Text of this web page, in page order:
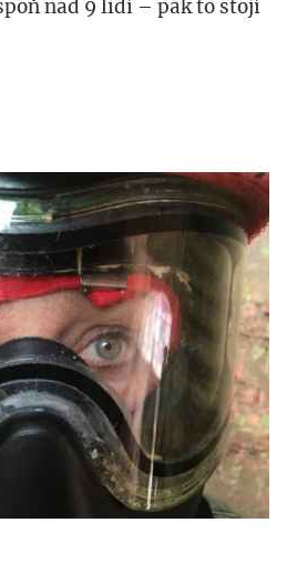
nad 9 lidí – pak to stojí